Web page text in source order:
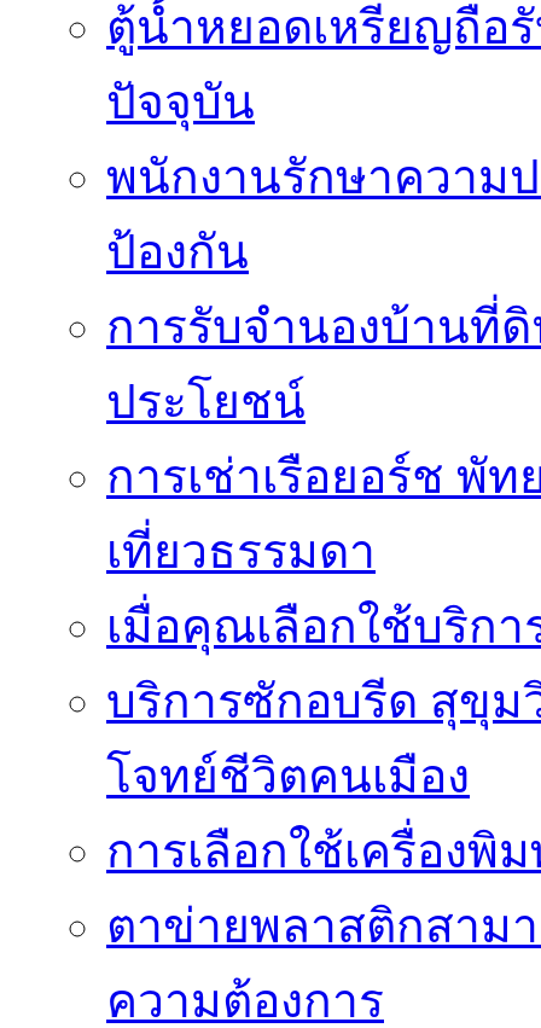
ตู้น้ำหยอดเหรียญถือ
ปัจจุบัน
พนักงานรักษาความ
ป้องกัน
การรับจำนองบ้านที่ดิ
ประโยชน์
การเช่าเรือยอร์ช พัท
เที่ยวธรรมดา
เมื่อคุณเลือกใช้บริกา
บริการซักอบรีด สุขุม
โจทย์ชีวิตคนเมือง
การเลือกใช้เครื่องพิม
ตาข่ายพลาสติกสาม
ความต้องการ